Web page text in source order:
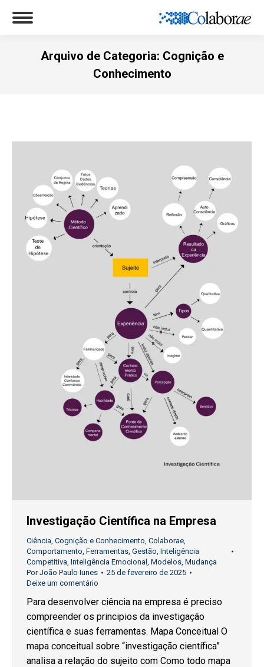
Arquivo de Categoria: Cognição e
Conhecimento
Investigação Científica na Empresa
Ciência Cognição e Conhecimento Colaborae
Comportamento Ferramentas Gestão Inteligência
Competitiva Inteligência Emocional Modelos Mudança
PorJoão Paulo Iunes
25 de fevereiro de 2025
Deixe um comentário
Para desenvolver ciência na empresa é preciso
compreender os principios da investigação
científica e suas ferramentas. Mapa Conceitual O
mapa conceitual sobre “investigação científica”
analisa a relação do sujeito com Como todo mapa